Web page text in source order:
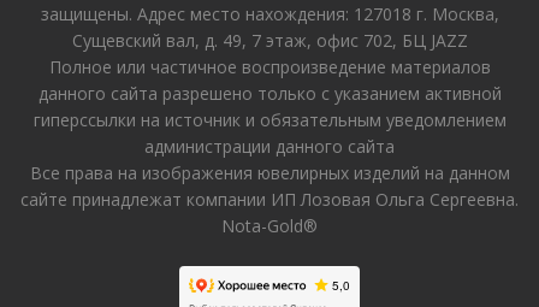
защищены. Адрес место нахождения: 127018 г. Москва,
Сущевский вал, д. 49, 7 этаж, офис 702, БЦ JAZZ
Полное или частичное воспроизведение материалов
данного сайта разрешено только с указанием активной
гиперссылки на источник и обязательным уведомлением
администрации данного сайта
Все права на изображения ювелирных изделий на данном
сайте принадлежат компании ИП Лозовая Ольга Сергеевна.
Nota-Gold®